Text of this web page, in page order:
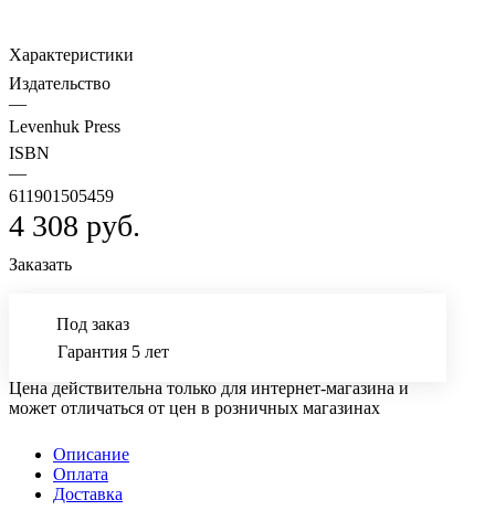
Характеристики
Издательство
—
Levenhuk Press
ISBN
—
611901505459
4 308 руб.
Заказать
Под заказ
Гарантия 5 лет
Цена действительна только для интернет-магазина и
может отличаться от цен в розничных магазинах
Описание
Оплата
Доставка